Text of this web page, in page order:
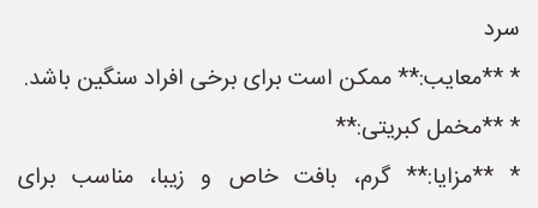
سرد
* **معایب:** ممکن است برای برخی افراد سنگین باشد.
* **مخمل کبریتی:**
* **مزایا:** گرم، بافت خاص و زیبا، مناسب برای